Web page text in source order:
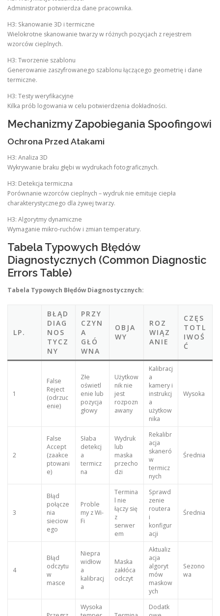
Administrator potwierdza dane pracownika.
H3: Skanowanie 3D i termiczne
Wielokrotne skanowanie twarzy w różnych pozycjach z rejestrem
wzorców cieplnych.
H3: Tworzenie szablonu
Generowanie zaszyfrowanego szablonu łączącego geometrię i dane
termiczne.
H3: Testy weryfikacyjne
Kilka prób logowania w celu potwierdzenia dokładności.
Mechanizmy Zapobiegania Spoofingowi
Ochrona Przed Atakami
H3: Analiza 3D
Wykrywanie braku głębi w wydrukach fotograficznych.
H3: Detekcja termiczna
Porównanie wzorców cieplnych – wydruk nie emituje ciepła
charakterystycznego dla żywej twarzy.
H3: Algorytmy dynamiczne
Wymaganie mikro-ruchów i zmian temperatury.
Tabela Typowych Błędów
Diagnostycznych (Common Diagnostic
Errors Table)
Tabela Typowych Błędów Diagnostycznych:
LP.
BŁĄD
DIAG
NOS
TYCZ
NY
PRZY
CZYN
A
GŁÓ
WNA
OBJA
WY
ROZ
WIĄZ
ANIE
CZĘS
TOTL
IWOŚ
Ć
1
False
Reject
(odrzuc
enie)
Złe
oświetl
enie lub
pozycja
głowy
Użytkow
nik nie
jest
rozpozn
awany
Kalibracj
a
kamery i
instrukcj
a
użytkow
nika
Wysoka
2
False
Accept
(zaakce
ptowani
e)
Słaba
detekcj
a
termicz
na
Wydruk
lub
maska
przecho
dzi
Rekalibr
acja
skaneró
w
termicz
nych
Średnia
3
Błąd
połącze
nia
sieciow
ego
Proble
my z Wi-
Fi
Termina
l nie
łączy się
z
serwer
em
Sprawd
zenie
routera
i
konfigur
acji
Średnia
4
Błąd
odczytu
w
masce
Niepra
widłow
a
kalibracj
a
Maska
zakłóca
odczyt
Aktualiz
acja
algoryt
mów
maskow
ych
Sezono
wa
Wysoka
Dodatk